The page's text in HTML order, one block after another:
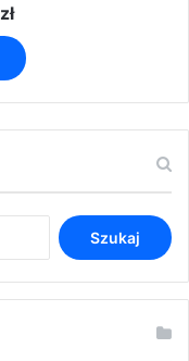
złZakres
cen:
od
3,50 zł
do
9,90 zł
produkt
stronie
Szukaj